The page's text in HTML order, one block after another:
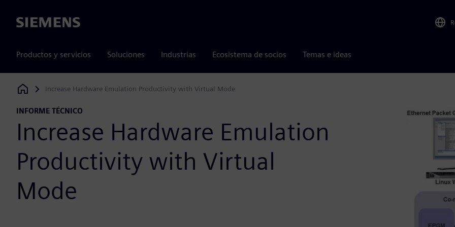
Siemens
Productos y servicios Soluciones Industrias Ecosistema de socios Temas e ideas
Siemens Digital Industries Software
Increase Hardware Emulation Productivity with Virtual Mode
INFORME TÉCNICO
Increase Hardware Emulation
Productivity with Virtual
Mode